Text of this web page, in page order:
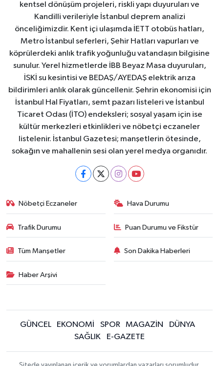
kentsel dönüşüm projeleri, riskli yapı duyuruları ve
Kandilli verileriyle İstanbul deprem analizi
önceliğimizdir. Kent içi ulaşımda İETT otobüs hatları,
Metro İstanbul seferleri, Şehir Hatları vapurları ve
köprülerdeki anlık trafik yoğunluğu vatandaşın bilgisine
sunulur. Yerel hizmetlerde İBB Beyaz Masa duyuruları,
İSKİ su kesintisi ve BEDAŞ/AYEDAŞ elektrik arıza
bildirimleri anlık olarak güncellenir. Şehrin ekonomisi için
İstanbul Hal Fiyatları, semt pazarı listeleri ve İstanbul
Ticaret Odası (İTO) endeksleri; sosyal yaşam için ise
kültür merkezleri etkinlikleri ve nöbetçi eczaneler
listelenir. İstanbul Gazetesi; manşetlerin ötesinde,
sokağın ve mahallenin sesi olan yerel medya organıdır.
Nöbetçi Eczaneler Hava Durumu
Trafik Durumu Puan Durumu ve Fikstür
Tüm Manşetler Son Dakika Haberleri
Haber Arşivi
GÜNCEL EKONOMİ SPOR MAGAZİN
DÜNYA
SAĞLIK
E-GAZETE